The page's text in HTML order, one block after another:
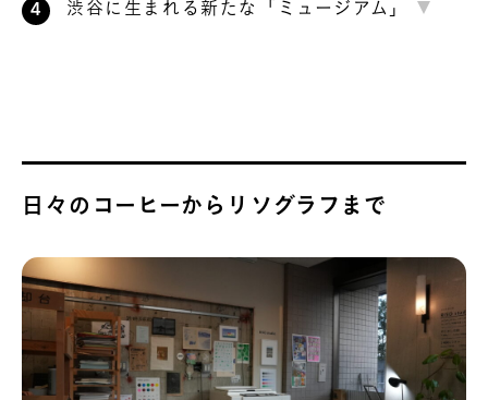
渋谷に生まれる新たな「ミュージアム」
日々のコーヒーからリソグラフまで